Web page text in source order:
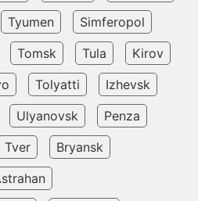
Tyumen
Simferopol
Tomsk Tula
Kirov
Tolyatti
Izhevsk
Ulyanovsk
Penza
Tver
Bryansk